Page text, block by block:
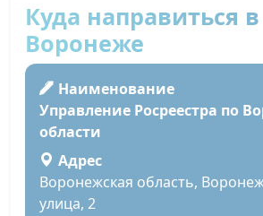
Куда направиться в
Воронеже
Наименование
Управление Росреестра по
области
Адрес
Воронежская область,
улица, 2